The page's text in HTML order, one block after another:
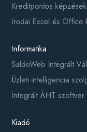
Kreditpontos képzések
Irodai Excel és Office
Informatika
SaldoWeb Integrált
Üzleti intelligencia
Integrált ÁHT szoftver
Kiadó